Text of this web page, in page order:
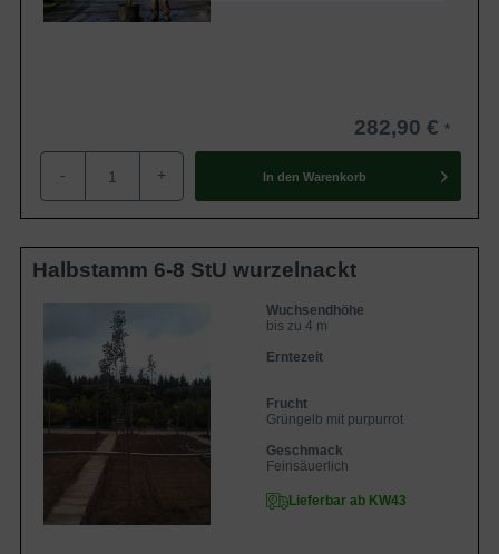
282,90 €
- + In den Warenkorb
Halbstamm 6-8 StU wurzelnackt
Wuchsendhöhe
bis zu 4 m
Erntezeit
Frucht
Grüngelb mit purpurrot
Geschmack
Feinsäuerlich
Lieferbar ab KW43